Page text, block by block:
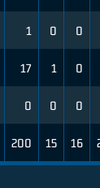
1 0 0
17 1 0
0 0 0
200 15 16